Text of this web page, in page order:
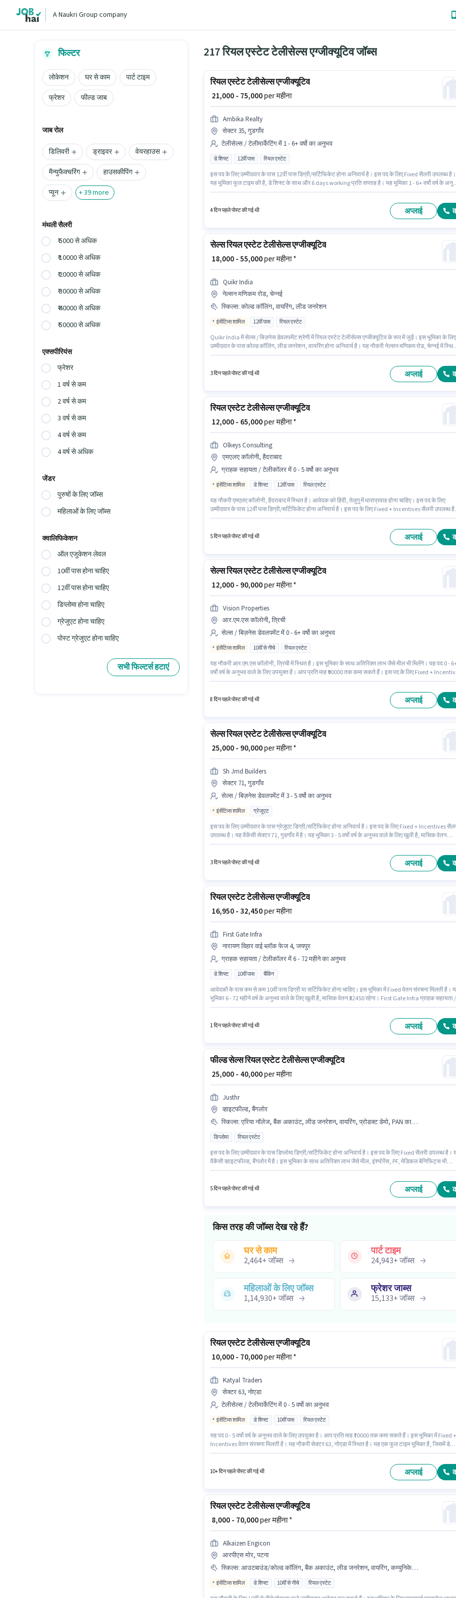
A Naukri Group company
फिल्टर
लोकेशन घर से काम
पार्ट टाइम
फ्रेशर
फील्ड जाब
जाब रोल
डिलिवरी ड्राइवर
वेयरहाउस
मैन्युफैक्चरिंग
हाउसकीपिंग
प्यून
+39more
मंथली सैलरी
₹ 5000 से अधिक
₹ 10000 से अधिक
₹ 20000 से अधिक
₹ 30000 से अधिक
₹ 40000 से अधिक
₹ 50000 से अधिक
एक्सपीरियंस
फ्रेशर
1 वर्ष से कम
2 वर्ष से कम
3 वर्ष से कम
4 वर्ष से कम
4 वर्ष से अधिक
जेंडर
पुरुषों के लिए जॉब्स
महिलाओं के लिए जॉब्स
क्वालिफिकेशन
ऑल एजुकेशन लेवल
10वीं पास होना चाहिए
12वीं पास होना चाहिए
डिप्लोमा होना चाहिए
ग्रेजुएट होना चाहिए
पोस्ट ग्रेजुएट होना चाहिए
सभी फिल्टर्स हटाएं
217 रियल एस्टेट टेलीसेल्स एग्जीक्यूटिव जॉब्स
रियल एस्टेट टेलीसेल्स एग्जीक्यूटिव
₹ 21,000 - 75,000per महीना
Ambika Realty
सेक्टर 35, गुडगाँव
टेलीसेल्स / टेलीमार्केटिंग में 1 - 6+ वर्षो का अनुभव
डे शिफ्ट 12वीं पास रियल एस्टेट
इस पद के लिए उम्मीदवार के पास 12वीं पास डिग्री/सर्टिफिकेट होना अनिवार्य है। इस पद के लिए Fixed सैलरी उपलब्ध है।
यह भूमिका फुल टाइम की है, डे शिफ्ट के साथ और 6 days working प्रति सप्ताह है। यह भूमिका 1 - 6+ वर्षो वर्ष के
4 दिन पहले पोस्ट की गई थी अप्लाई
सेल्स रियल एस्टेट टेलीसेल्स एग्जीक्यूटिव
₹ 18,000 - 55,000per महीना *
Quikr India
नेल्सन मणिकम रोड, चेन्नई
स्किल्स: कोल्ड कॉलिंग, वायरिंग, लीड जनरेशन
इंसेंटिव्स शामिल 12वीं पास रियल एस्टेट
Quikr India में सेल्स / बिज़नेस डेवलपमेंट श्रेणी में रियल एस्टेट टेलीसेल्स एग्जीक्यूटिव के रूप में जुड़ें। इस भूमिका के लिए
उम्मीदवार के पास कोल्ड कॉलिंग, लीड जनरेशन, वायरिंग होना अनिवार्य है। यह नौकरी नेल्सन मणिकम रोड, चेन्नई में स्थित
3 दिन पहले पोस्ट की गई थी अप्लाई
रियल एस्टेट टेलीसेल्स एग्जीक्यूटिव
₹ 12,000 - 65,000per महीना *
Olkeys Consulting
एमएलए कॉलोनी, हैदराबाद
ग्राहक सहायता / टेलीकॉलर में 0 - 5 वर्षो का अनुभव
इंसेंटिव्स शामिल डे शिफ्ट 12वीं पास रियल एस्टेट
यह नौकरी एमएलए कॉलोनी, हैदराबाद में स्थित है। आवेदक को हिंदी, तेलुगु में धाराप्रवाह होना चाहिए। इस पद के लिए
उम्मीदवार के पास 12वीं पास डिग्री/सर्टिफिकेट होना अनिवार्य है। इस पद के लिए Fixed + Incentives सैलरी उपलब्ध
5 दिन पहले पोस्ट की गई थी अप्लाई
सेल्स रियल एस्टेट टेलीसेल्स एग्जीक्यूटिव
₹ 12,000 - 90,000per महीना *
Vision Properties
आर.एम.एस कॉलोनी, त्रिची
सेल्स / बिज़नेस डेवलपमेंट में 0 - 6+ वर्षो का अनुभव
इंसेंटिव्स शामिल 10वीं से नीचे रियल एस्टेट
यह नौकरी आर.एम.एस कॉलोनी, त्रिची में स्थित है। इस भूमिका के साथ अतिरिक्त लाभ जैसे मील भी मिलेंगे। यह पद 0 -
वर्षो वर्ष के अनुभव वाले के लिए उपयुक्त है। आप प्रति माह ₹90000 तक कमा सकते हैं। इस पद के लिए Fixed +
8 दिन पहले पोस्ट की गई थी अप्लाई
सेल्स रियल एस्टेट टेलीसेल्स एग्जीक्यूटिव
₹ 25,000 - 90,000per महीना *
Sh Jmd Builders
सेक्टर 71, गुडगाँव
सेल्स / बिज़नेस डेवलपमेंट में 3 - 5 वर्षो का अनुभव
इंसेंटिव्स शामिल ग्रेजुएट
इस पद के लिए उम्मीदवार के पास ग्रेजुएट डिग्री/सर्टिफिकेट होना अनिवार्य है। इस पद के लिए Fixed + Incentives
उपलब्ध है। यह वैकेंसी सेक्टर 71, गुडगाँव में है। यह भूमिका 3 - 5 वर्षो वर्ष के अनुभव वाले के लिए खुली है, मासिक वेतन
3 दिन पहले पोस्ट की गई थी अप्लाई
रियल एस्टेट टेलीसेल्स एग्जीक्यूटिव
₹ 16,950 - 32,450per महीना
First Gate Infra
नारायण विहार वाई ब्लॉक फेज 4, जयपुर
ग्राहक सहायता / टेलीकॉलर में 6 - 72 महीने का अनुभव
डे शिफ्ट 10वीं पास बैंकिंग
आवेदकों के पास कम से कम 10वीं पास डिग्री या सर्टिफिकेट होना चाहिए। इस भूमिका में Fixed वेतन संरचना मिलती है।
भूमिका 6 - 72 महीने वर्ष के अनुभव वाले के लिए खुली है, मासिक वेतन ₹32450 रहेगा। First Gate Infra ग्राहक सहायता /
1 दिन पहले पोस्ट की गई थी अप्लाई
फील्ड सेल्स रियल एस्टेट टेलीसेल्स एग्जीक्यूटिव
₹ 25,000 - 40,000per महीना
Justhr
व्हाइटफील्ड, बैंगलोर
स्किल्स: एरिया नॉलेज, बैंक अकाउंट, लीड जनरेशन, वायरिंग, प्रोडक्ट डेमो, PAN कार्ड, आधार कार्ड
डिप्लोमा रियल एस्टेट
इस पद के लिए उम्मीदवार के पास डिप्लोमा डिग्री/सर्टिफिकेट होना अनिवार्य है। इस पद के लिए Fixed सैलरी उपलब्ध है।
वैकेंसी व्हाइटफील्ड, बैंगलोर में है। इस भूमिका के साथ अतिरिक्त लाभ जैसे मील, इंश्योरेंस, PF, मेडिकल बेनिफिट्स भी
5 दिन पहले पोस्ट की गई थी अप्लाई
किस तरह की जॉब्स देख रहे हैं?
घर से काम
2,464+जॉब्स
पार्ट टाइम
24,943+जॉब्स
महिलाओं के लिए जॉब्स
1,14,930+जॉब्स
फ्रेशर जाब्स
15,133+जॉब्स
रियल एस्टेट टेलीसेल्स एग्जीक्यूटिव
₹ 10,000 - 70,000per महीना *
Katyal Traders
सेक्टर 63, नोएडा
टेलीसेल्स / टेलीमार्केटिंग में 0 - 5 वर्षो का अनुभव
इंसेंटिव्स शामिल डे शिफ्ट 10वीं पास रियल एस्टेट
यह पद 0 - 5 वर्षो वर्ष के अनुभव वाले के लिए उपयुक्त है। आप प्रति माह ₹70000 तक कमा सकते हैं। इस भूमिका में Fixed +
Incentives वेतन संरचना मिलती है। यह नौकरी सेक्टर 63, नोएडा में स्थित है। यह एक फुल टाइम भूमिका है, जिसमें डे
10+ दिन पहले पोस्ट की गई थी अप्लाई
रियल एस्टेट टेलीसेल्स एग्जीक्यूटिव
₹ 8,000 - 70,000per महीना *
Alkaizen Engicon
आरपीएस मोर, पटना
स्किल्स: आउटबाउंड/कोल्ड कॉलिंग, बैंक अकाउंट, लीड जनरेशन, वायरिंग, कम्युनिकेशन स्किल, आधार कार्ड, इंटरनेट कनेक्शन
इंसेंटिव्स शामिल डे शिफ्ट 10वीं से नीचे रियल एस्टेट